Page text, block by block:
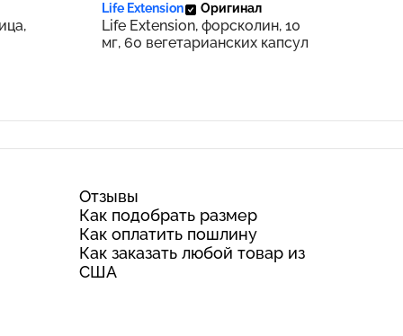
Life Extension Оригинал
Life Extension, форсколин, 10
мг, 60 вегетарианских капсул
Отзывы
Как подобрать размер
Как оплатить пошлину
Как заказать любой товар из
США